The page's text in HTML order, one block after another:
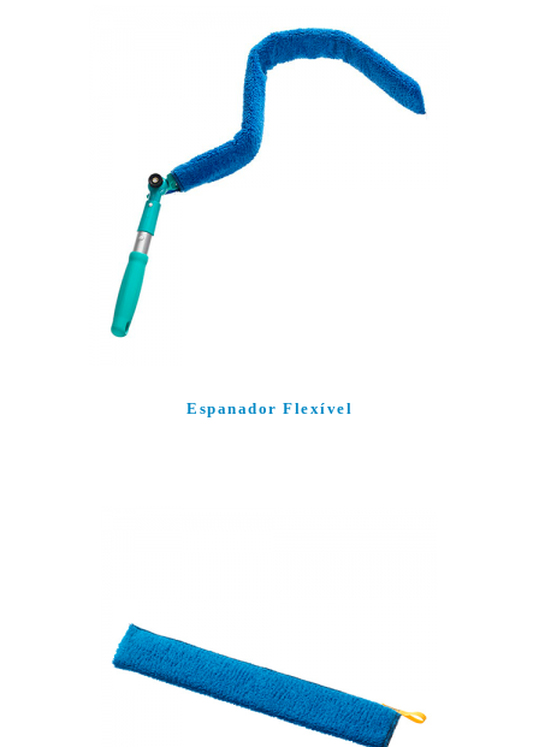
Espanador Flexível